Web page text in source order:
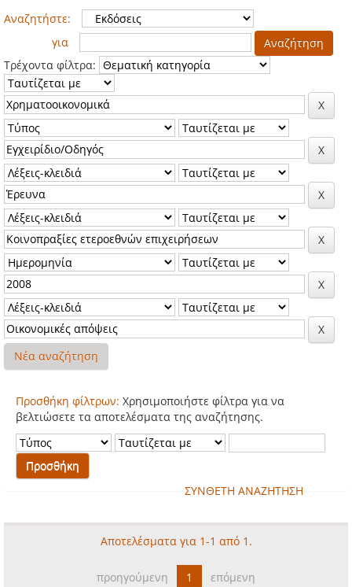
Αναζητήστε:
για
Τρέχοντα φίλτρα:
Νέα αναζήτηση
Προσθήκη φίλτρων: Χρησιμοποιήστε φίλτρα για να
βελτιώσετε τα αποτελέσματα της αναζήτησης.
ΣΥΝΘΕΤΗ ΑΝΑΖΗΤΗΣΗ
Αποτελέσματα για 1-1 από 1.
προηγούμενη 1
επόμενη